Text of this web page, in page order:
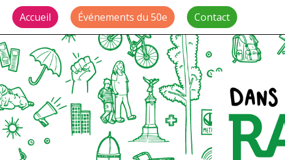
Accueil Événements du 50e Contact